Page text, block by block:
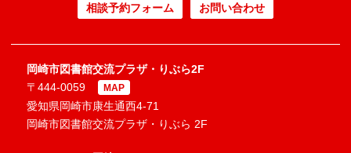
相談予約フォーム お問い合わせ
岡崎市図書館交流プラザ・りぶら2F
〒444-0059
MAP
愛知県岡崎市康生通西4-71
岡崎市図書館交流プラザ・りぶら 2F